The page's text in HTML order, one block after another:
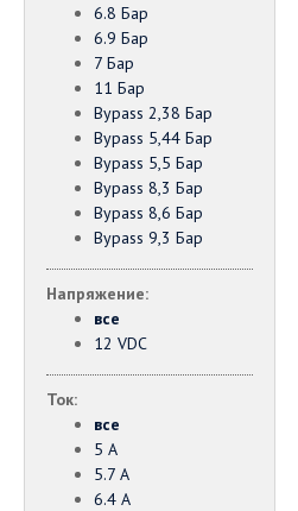
6.8 Бар
6.9 Бар
7 Бар
11 Бар
Bypass 2,38 Бар
Bypass 5,44 Бар
Bypass 5,5 Бар
Bypass 8,3 Бар
Bypass 8,6 Бар
Bypass 9,3 Бар
Напряжение:
все
12 VDC
Ток:
все
5 А
5.7 А
6.4 А